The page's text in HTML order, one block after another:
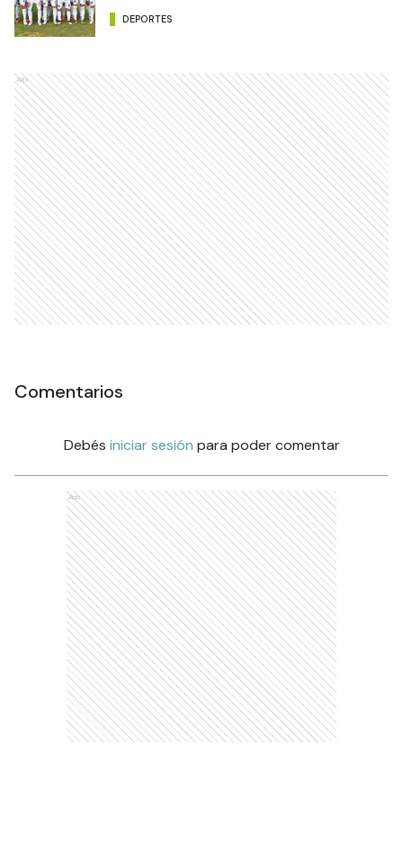
DEPORTES
Ads
Comentarios
Debés iniciar sesión para poder comentar
Ads